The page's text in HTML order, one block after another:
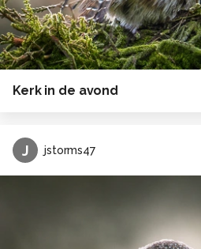
Kerk in de avond
J jstorms47